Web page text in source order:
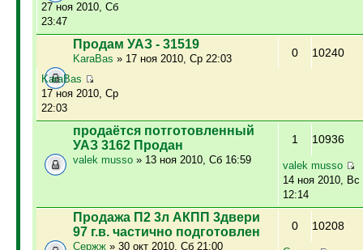
27 ноя 2010, Сб
23:47
Продам УАЗ - 31519
KaraBas » 17 ноя 2010, Ср 22:03 0 10240
KaraBas
17 ноя 2010, Ср
22:03
продаётся потготовленный
УАЗ 3162 Продан
valek musso» 13 ноя 2010, Сб 16:59
1 10936
valek musso
14 ноя 2010, Вс
12:14
Продажа П2 3л АКПП 3двери
97 г.в. частично подготовлен
Сержж» 30 окт 2010, Сб 21:00
0 10208